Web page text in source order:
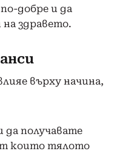
добре и да
здравето.
върху начина,
да получавате
които тялото